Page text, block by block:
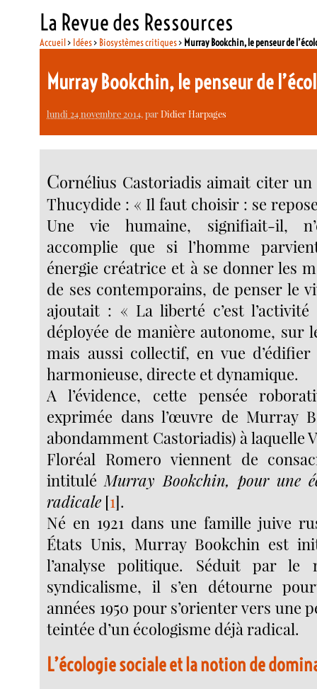
La Revue des Ressources
Accueil> Idées> Biosystèmes critiques> Murray Bookchin, le penseur de
Murray Bookchin, le penseur de
lundi 24 novembre 2014, parDidier Harpages
Cornélius Castoriadis aimait citer un
Thucydide : « Il faut choisir : se
Une vie humaine, signifiait-il,
accomplie que si l’homme
énergie créatrice et à se donner les
de ses contemporains, de penser le
ajoutait : « La liberté c’est
déployée de manière autonome, sur
mais aussi collectif, en vue
harmonieuse, directe et dynamique.
A l’évidence, cette pensée
exprimée dans l’œuvre de Murray
abondamment Castoriadis) à laquelle
Floréal Romero viennent de
intitulé Murray Bookchin, pour une
radicale [1].
Né en 1921 dans une famille juive
États Unis, Murray Bookchin est
l’analyse politique. Séduit par le
syndicalisme, il s’en détourne
années 1950 pour s’orienter vers une
teintée d’un écologisme déjà radical.
L’écologie sociale et la notion de